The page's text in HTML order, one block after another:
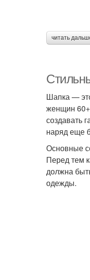
читать
Шапка —
женщин 60+
создавать
наряд еще
Основные
Перед тем
должна
одежды.